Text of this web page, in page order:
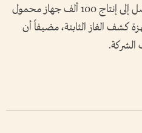
الاستقرار على مضاعفة الإنتاج لنصل إلى إنتاج 100 ألف جهاز محمول
كشف الغاز الثابتة، مضيفاً أن
الشركة.